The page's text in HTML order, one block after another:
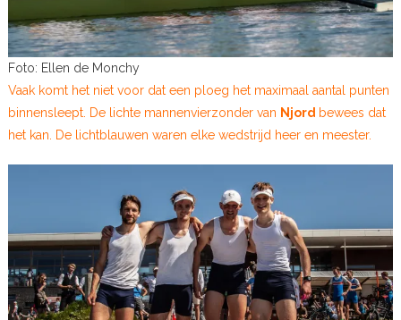
Foto: Ellen de Monchy
Vaak komt het niet voor dat een ploeg het maximaal aantal punten
binnensleept. De lichte mannenvierzonder van Njord bewees dat
het kan. De lichtblauwen waren elke wedstrijd heer en meester.